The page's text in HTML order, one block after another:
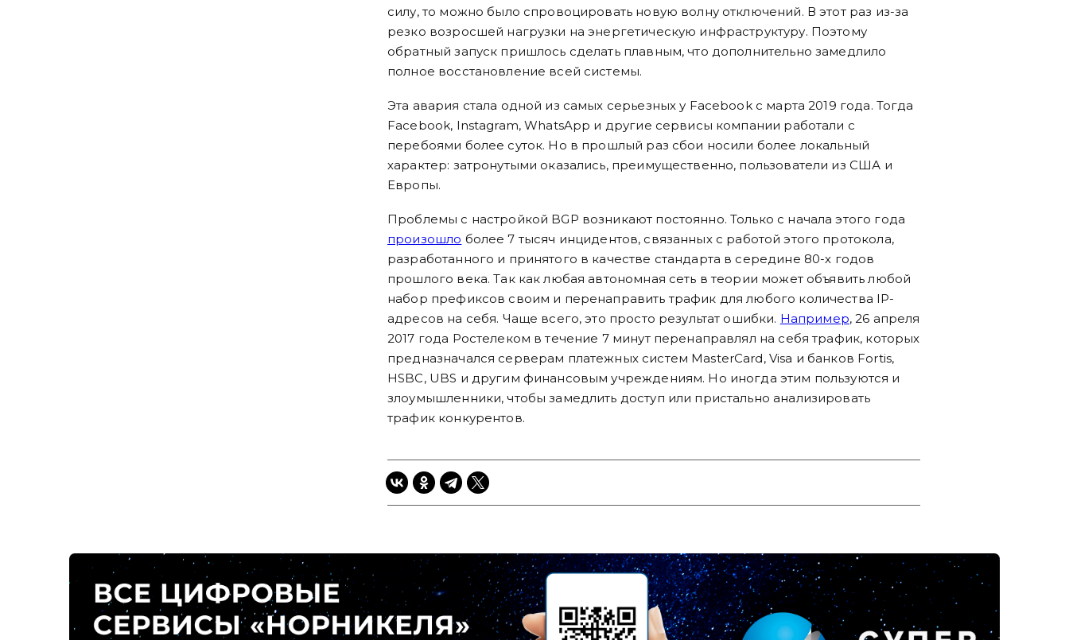
силу, то можно было спровоцировать новую волну отключений. В этот раз из-за
резко возросшей нагрузки на энергетическую инфраструктуру. Поэтому
обратный запуск пришлось сделать плавным, что дополнительно замедлило
полное восстановление всей системы.
Эта авария стала одной из самых серьезных у Facebook с марта 2019 года. Тогда
Facebook, Instagram, WhatsApp и другие сервисы компании работали с
перебоями более суток. Но в прошлый раз сбои носили более локальный
характер: затронутыми оказались, преимущественно, пользователи из США и
Европы.
Проблемы с настройкой BGP возникают постоянно. Только с начала этого года
произошло более 7 тысяч инцидентов, связанных с работой этого протокола,
разработанного и принятого в качестве стандарта в середине 80-х годов
прошлого века. Так как любая автономная сеть в теории может объявить любой
набор префиксов своим и перенаправить трафик для любого количества IP-
адресов на себя. Чаще всего, это просто результат ошибки. Например, 26 апреля
2017 года Ростелеком в течение 7 минут перенаправлял на себя трафик, которых
предназначался серверам платежных систем MasterCard, Visa и банков Fortis,
HSBC, UBS и другим финансовым учреждениям. Но иногда этим пользуются и
злоумышленники, чтобы замедлить доступ или пристально анализировать
трафик конкурентов.